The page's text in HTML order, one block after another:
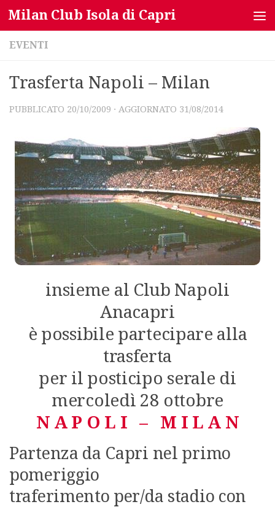
Salta al contenuto
Milan Club Isola di Capri
EVENTI
Trasferta Napoli – Milan
PUBBLICATO 20/10/2009 · AGGIORNATO 31/08/2014
insieme al Club Napoli
Anacapri
è possibile partecipare alla
trasferta
per il posticipo serale di
mercoledì 28 ottobre
N A P O L I – M I L A N
Partenza da Capri nel primo
pomeriggio
traferimento per/da stadio con